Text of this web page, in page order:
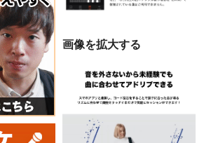
画像を拡大する